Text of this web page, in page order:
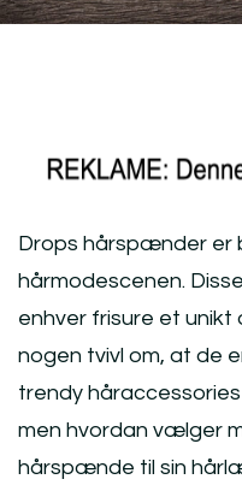
Drops hårspænder er
hårmodescenen.
enhver frisure et unikt
nogen tvivl om, at de
trendy
men hvordan vælger
hårspænde til sin